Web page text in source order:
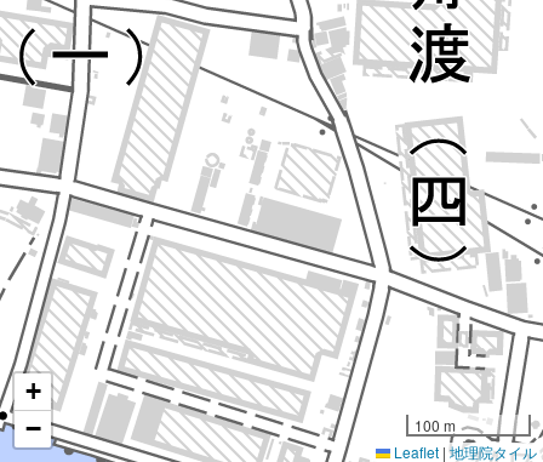
+
−
100 m
Leaflet | 地理院タイル